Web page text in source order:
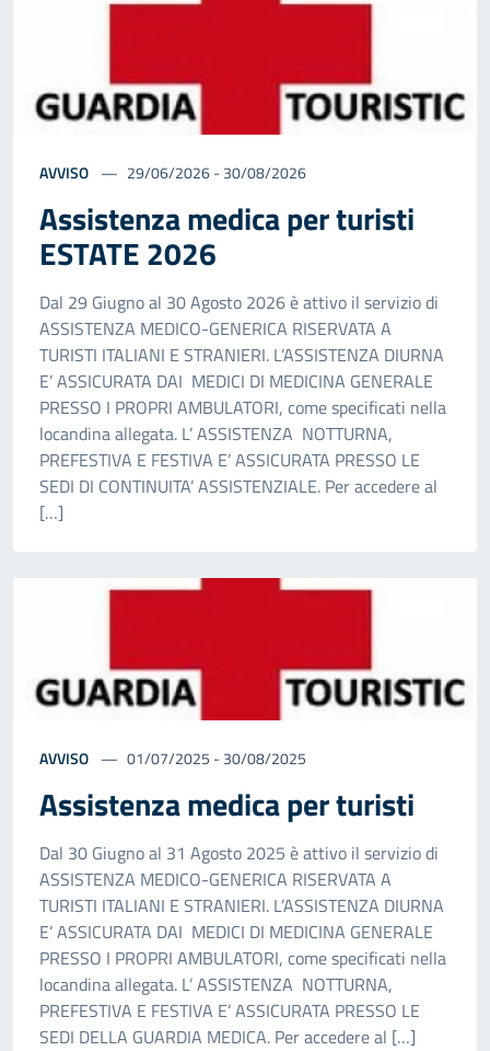
AVVISO 29/06/2026 - 30/08/2026
Assistenza medica per turisti
ESTATE 2026
Dal 29 Giugno al 30 Agosto 2026 è attivo il servizio di
ASSISTENZA MEDICO-GENERICA RISERVATA A
TURISTI ITALIANI E STRANIERI. L’ASSISTENZA DIURNA
E’ ASSICURATA DAI MEDICI DI MEDICINA GENERALE
PRESSO I PROPRI AMBULATORI, come specificati nella
locandina allegata. L’ ASSISTENZA NOTTURNA,
PREFESTIVA E FESTIVA E’ ASSICURATA PRESSO LE
SEDI DI CONTINUITA’ ASSISTENZIALE. Per accedere al
[…]
AVVISO 01/07/2025 - 30/08/2025
Assistenza medica per turisti
Dal 30 Giugno al 31 Agosto 2025 è attivo il servizio di
ASSISTENZA MEDICO-GENERICA RISERVATA A
TURISTI ITALIANI E STRANIERI. L’ASSISTENZA DIURNA
E’ ASSICURATA DAI MEDICI DI MEDICINA GENERALE
PRESSO I PROPRI AMBULATORI, come specificati nella
locandina allegata. L’ ASSISTENZA NOTTURNA,
PREFESTIVA E FESTIVA E’ ASSICURATA PRESSO LE
SEDI DELLA GUARDIA MEDICA. Per accedere al […]